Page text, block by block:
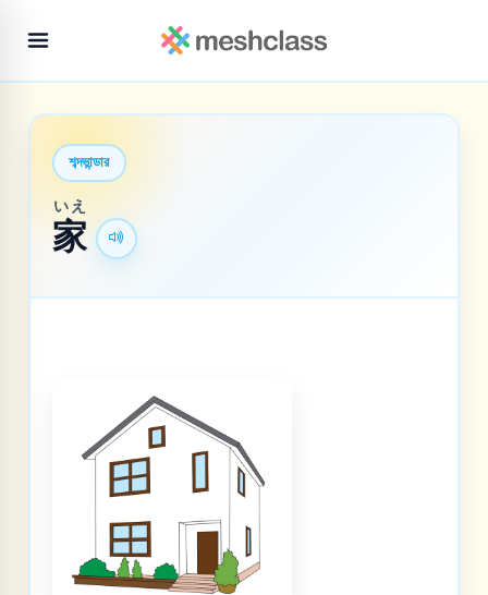
শব্দভান্ডার
家
いえ